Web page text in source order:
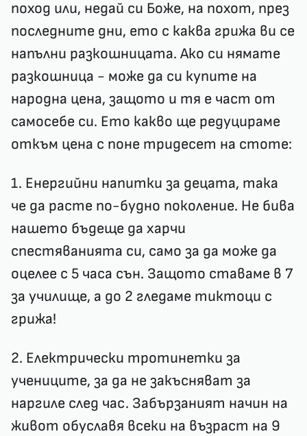
поход или, недай си Боже, на похот, през
последните дни, ето с каква грижа ви се
напълни разкошницата. Ако си нямате
разкошница - може да си купите на
народна цена, защото и тя е част от
самосебе си. Ето какво ще редуцираме
откъм цена с поне тридесет на стоте:
1. Енергийни напитки за децата, така
че да расте по-будно поколение. Не бива
нашето бъдеще да харчи
спестяванията си, само за да може да
оцелее с 5 часа сън. Защото ставаме в 7
за училище, а до 2 гледаме тиктоци с
грижа!
2. Електрически тротинетки за
учениците, за да не закъсняват за
наргиле след час. Забързаният начин на
живот обуславя всеки на възраст на 9